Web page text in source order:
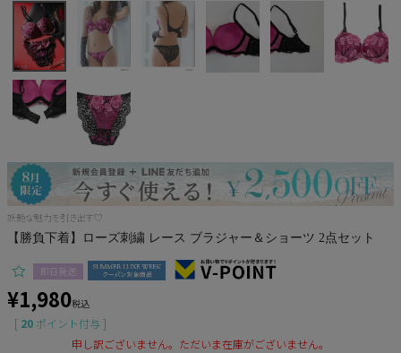
JENNNY
COMEX
Rechercher
妖艶な魅力を引き出す♡
【勝負下着】ローズ刺繍 レース ブラジャー＆ショーツ 2点セット
即日発送
¥1,980税込
[ 20 ポイント付与 ]
申し訳ございません。ただいま在庫がございません。